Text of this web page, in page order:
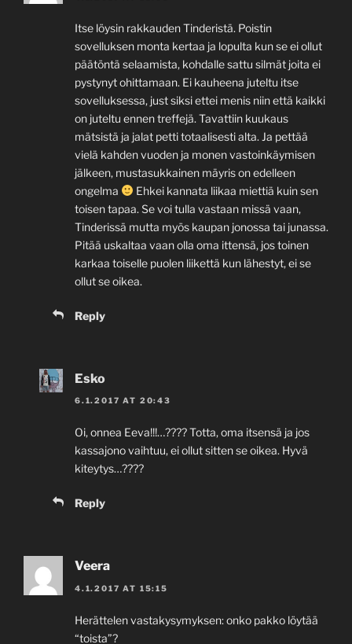
Itse löysin rakkauden Tinderistä. Poistin
sovelluksen monta kertaa ja lopulta kun se ei ollut
päätöntä selaamista, kohdalle sattu silmät joita ei
pystynyt ohittamaan. Ei kauheena juteltu itse
sovelluksessa, just siksi ettei menis niin että kaikki
on juteltu ennen treffejä. Tavattiin kuukaus
mätsistä ja jalat petti totaalisesti alta. Ja pettää
vielä kahden vuoden ja monen vastoinkäymisen
jälkeen, mustasukkainen mäyris on edelleen
ongelma
Ehkei kannata liikaa miettiä kuin sen
toisen tapaa. Se voi tulla vastaan missä vaan,
Tinderissä mutta myös kaupan jonossa tai junassa.
Pitää uskaltaa vaan olla oma ittensä, jos toinen
karkaa toiselle puolen liikettä kun lähestyt, ei se
ollut se oikea.
Reply
Esko
6.1.2017 AT 20:43
Oi, onnea Eeva!!!…???? Totta, oma itsensä ja jos
kassajono vaihtuu, ei ollut sitten se oikea. Hyvä
kiteytys…????
Reply
Veera
4.1.2017 AT 15:15
Herättelen vastakysymyksen: onko pakko löytää
“toista”?